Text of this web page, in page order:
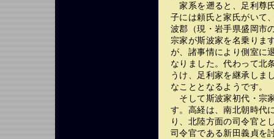
家系を遡ると、足利尊
子には頼氏と家氏がいて
波郡（現・岩手県盛岡市
宗家が斯波家を名乗りま
が、諸事情により側室に
なりました。代わって北
うけ、足利家を継承しま
なこととなるようです。
そして斯波家初代・宗
す。高経は、南北朝時代
り、北陸方面の司令官と
司令官である新田義貞を